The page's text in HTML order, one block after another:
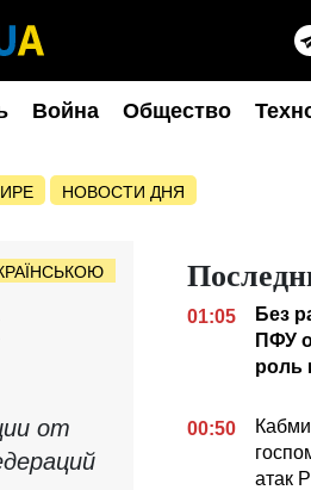
Война Общество
НОВОСТИ ДНЯ
от
01:05
Без
ПФУ
роль
00:50
атак